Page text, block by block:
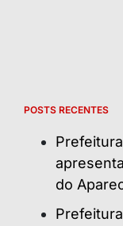
POSTS RECENTES
do